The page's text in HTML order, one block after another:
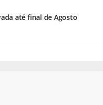
até final de Agosto